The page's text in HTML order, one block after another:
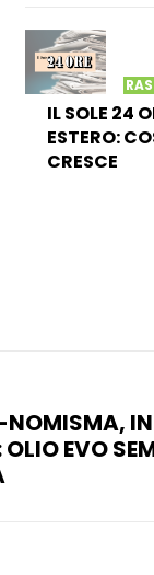
IL SOLE 24
ESTERO:
CRESCE
NOMISMA,
EVO